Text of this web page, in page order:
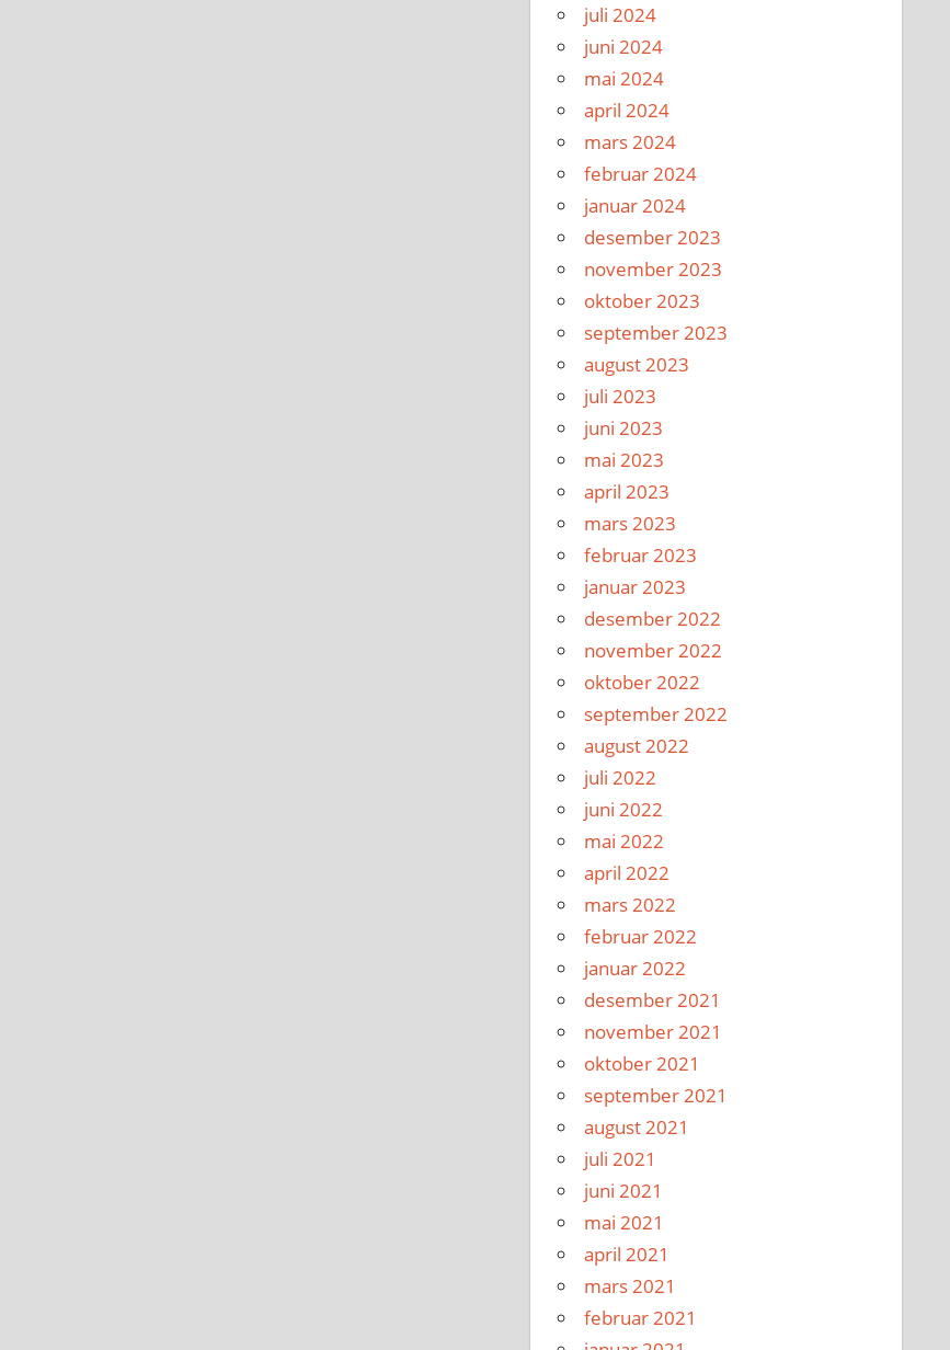
juli 2024
juni 2024
mai 2024
april 2024
mars 2024
februar 2024
januar 2024
desember 2023
november 2023
oktober 2023
september 2023
august 2023
juli 2023
juni 2023
mai 2023
april 2023
mars 2023
februar 2023
januar 2023
desember 2022
november 2022
oktober 2022
september 2022
august 2022
juli 2022
juni 2022
mai 2022
april 2022
mars 2022
februar 2022
januar 2022
desember 2021
november 2021
oktober 2021
september 2021
august 2021
juli 2021
juni 2021
mai 2021
april 2021
mars 2021
februar 2021